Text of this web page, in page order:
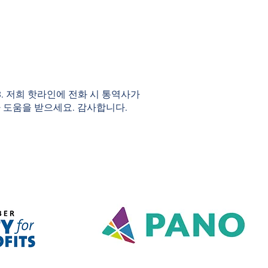
저희 핫라인에 전화 시 통역사가
움을 받으세요. 감사합니다.